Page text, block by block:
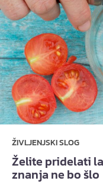
ŽIVLJENJSKI SLOG
Želite pridelati
znanja ne bo šlo